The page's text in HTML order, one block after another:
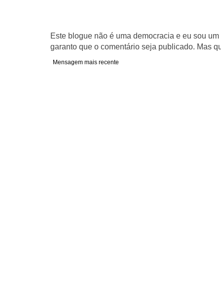
Este blogue não é uma democracia e eu sou
garanto que o comentário seja publicado. Mas
Mensagem mais recente